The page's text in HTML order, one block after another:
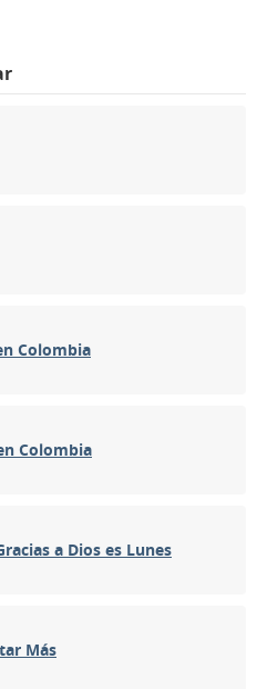
Colombia
Colombia
a Dios es Lunes
Más